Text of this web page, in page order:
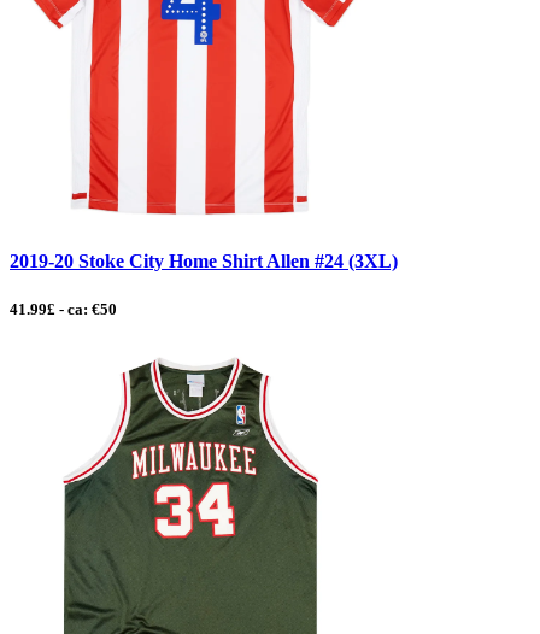
2019-20 Stoke City Home Shirt Allen #24 (3XL)
41.99£ - ca: €50